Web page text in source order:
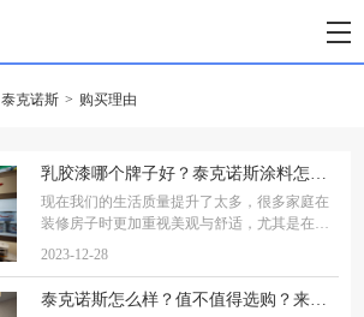
泰克诺斯 > 购买理由
现在我们的生活质量提升了太多，很多家庭在
装修房子时更加重视美观与舒适，尤其是在占
奉劝大家，对于咱普通百姓家来说，想要找价
2023-12-28